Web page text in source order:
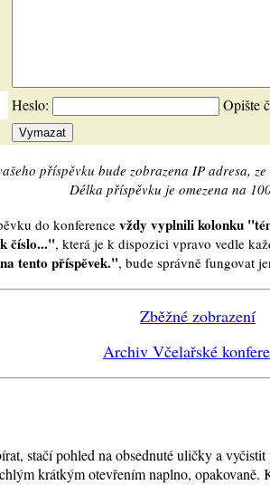
Heslo: Opište
příspěvku bude zobrazena IP adresa,
Délka příspěvku je omezena na
do konference vždy vyplnili kolonku
číslo...", která je k dispozici vpravo vedle
tento příspěvek.", bude správně fungovat
Zběžné zobrazení
Archiv Včelařské
stačí pohled na obsednuté uličky a
krátkým otevřením naplno, opakovaně.